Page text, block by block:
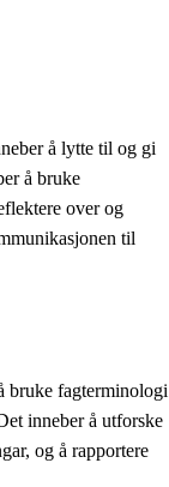
å lytte til og gi
å bruke
over og
til
bruke fagterminologi
inneber å utforske
og å rapportere